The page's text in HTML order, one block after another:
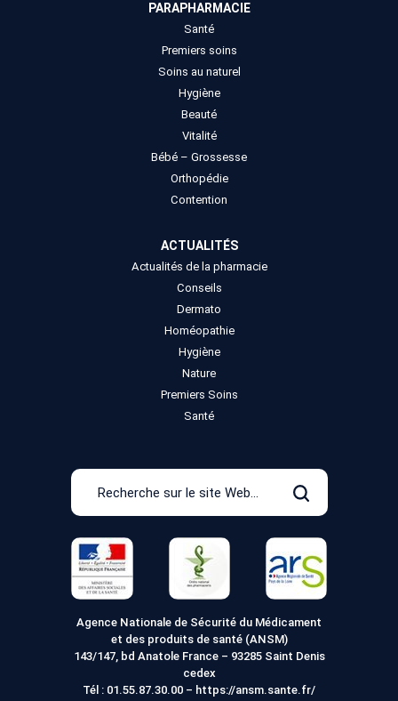
PARAPHARMACIE
Santé
Premiers soins
Soins au naturel
Hygiène
Beauté
Vitalité
Bébé – Grossesse
Orthopédie
Contention
ACTUALITÉS
Actualités de la pharmacie
Conseils
Dermato
Homéopathie
Hygiène
Nature
Premiers Soins
Santé
Recherche
le
site
Web
Rechercher
Agence Nationale de Sécurité du Médicament
et des produits de santé (ANSM)
143/147, bd Anatole France – 93285 Saint Denis
cedex
Tél : 01.55.87.30.00 – https://ansm.sante.fr/